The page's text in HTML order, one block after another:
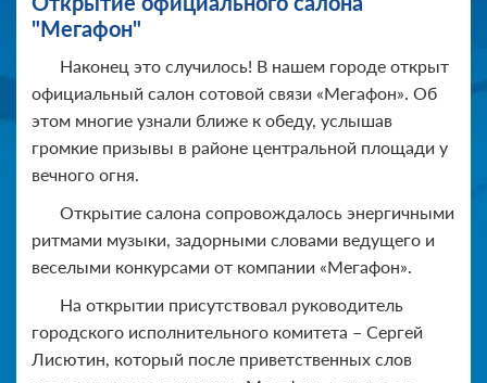
"Мегафон"
Наконец это случилось! В нашем городе открыт
официальный салон сотовой связи «Мегафон». Об
этом многие узнали ближе к обеду, услышав
громкие призывы в районе центральной площади у
вечного огня.
Открытие салона сопровождалось энергичными
ритмами музыки, задорными словами ведущего и
веселыми конкурсами от компании «Мегафон».
На открытии присутствовал руководитель
городского исполнительного комитета – Сергей
Лисютин, который после приветственных слов